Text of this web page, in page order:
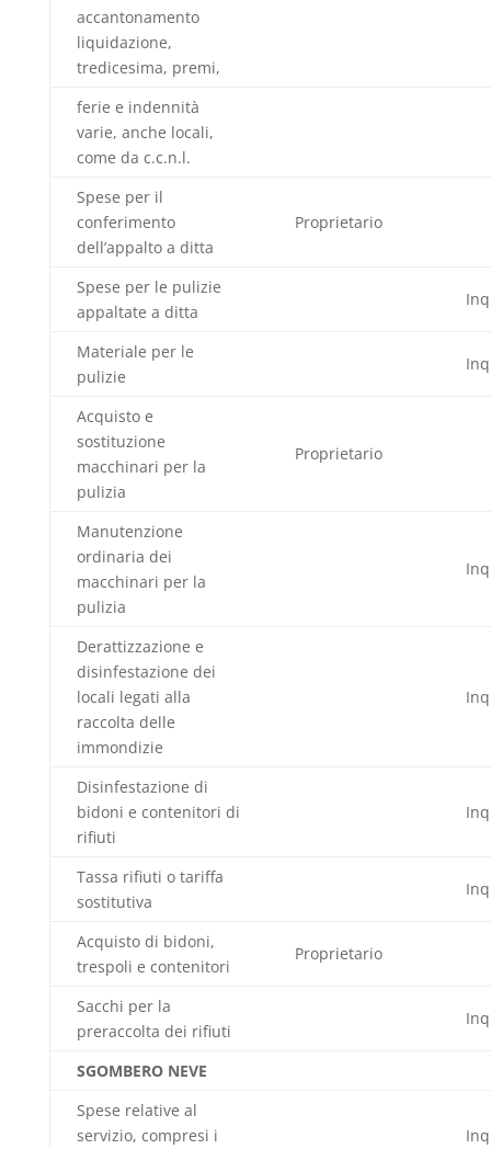
accantonamento
liquidazione,
tredicesima, premi,
ferie e indennità
varie, anche locali,
come da c.c.n.l.
Spese per il
conferimento
dell’appalto a ditta
Proprietario
Spese per le pulizie
appaltate a ditta
Materiale per le
pulizie
Acquisto e
sostituzione
macchinari per la
pulizia
Proprietario
Manutenzione
ordinaria dei
macchinari per la
pulizia
Derattizzazione e
disinfestazione dei
locali legati alla
raccolta delle
immondizie
Disinfestazione di
bidoni e contenitori di
rifiuti
Tassa rifiuti o tariffa
sostitutiva
Acquisto di bidoni,
trespoli e contenitori
Proprietario
Sacchi per la
preraccolta dei rifiuti
SGOMBERO NEVE
Spese relative al
servizio, compresi i